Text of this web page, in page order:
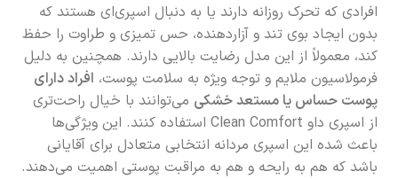
افرادی که تحرک روزانه دارند یا به دنبال اسپری‌ای هستند که
بدون ایجاد بوی تند و آزاردهنده، حس تمیزی و طراوت را حفظ
کند، معمولاً از این مدل رضایت بالایی دارند. همچنین به دلیل
فرمولاسیون ملایم و توجه ویژه به سلامت پوست، افراد دارای
پوست حساس یا مستعد خشکی می‌توانند با خیال راحت‌تری
از اسپری داو Clean Comfort استفاده کنند. این ویژگی‌ها
باعث شده این اسپری مردانه انتخابی متعادل برای آقایانی
باشد که هم به رایحه و هم به مراقبت پوستی اهمیت می‌دهند.